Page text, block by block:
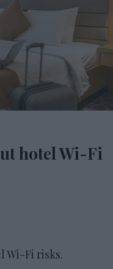
hotel Wi-Fi
Wi-Fi risks.